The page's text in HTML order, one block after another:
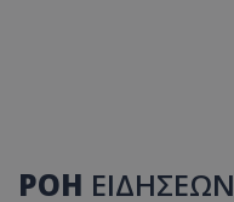
ΡΟΗ ΕΙΔΗΣΕΩΝ